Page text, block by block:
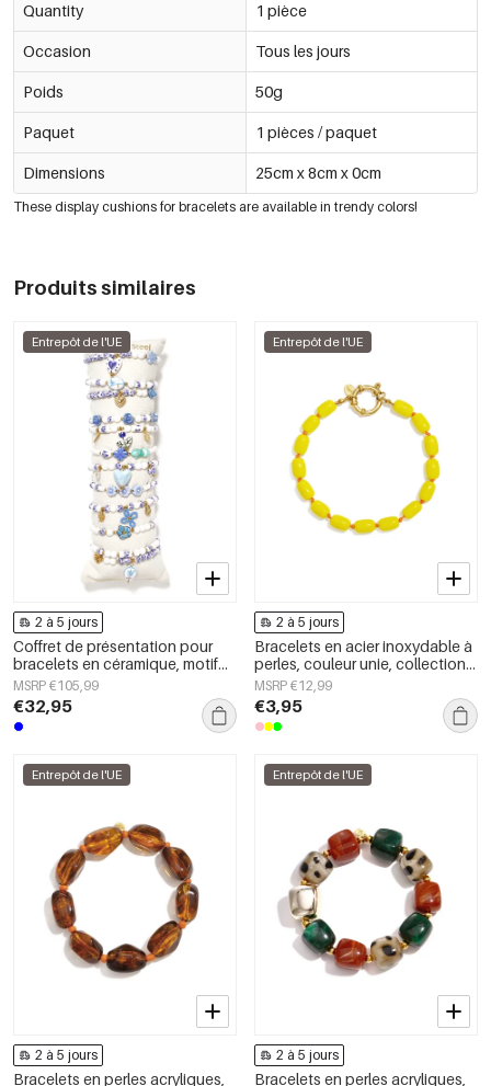
Quantity 1 pièce
Occasion Tous les jours
Poids 50g
Paquet 1 pièces / paquet
Dimensions 25cm x 8cm x 0cm
These display cushions for bracelets are available in trendy colors!
Produits similaires
Entrepôt de l'UE
2 à 5 jours
Coffret de présentation pour
bracelets en céramique, motif
cœur, style rétro, collection
ethnique quotidienne, bijoux
pour femmes
MSRP €105,99
€32,95
Entrepôt de l'UE
2 à 5 jours
Bracelets en acier inoxydable à
perles, couleur unie, collection
Simple Daily Simple, bijoux pour
femmes
MSRP €12,99
€3,95
Entrepôt de l'UE
2 à 5 jours
Bracelets en perles acryliques,
Entrepôt de l'UE
2 à 5 jours
Bracelets en perles acryliques,